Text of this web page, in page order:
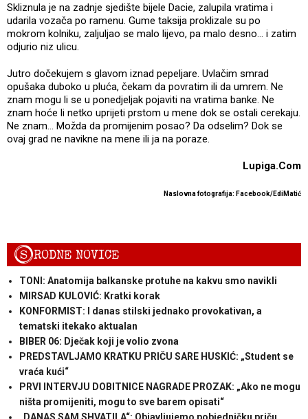
Skliznula je na zadnje sjedište bijele Dacie, zalupila vratima i
udarila vozača po ramenu. Gume taksija proklizale su po
mokrom kolniku, zaljuljao se malo lijevo, pa malo desno… i zatim
odjurio niz ulicu.
Jutro dočekujem s glavom iznad pepeljare. Uvlačim smrad
opušaka duboko u pluća, čekam da povratim ili da umrem. Ne
znam mogu li se u ponedjeljak pojaviti na vratima banke. Ne
znam hoće li netko uprijeti prstom u mene dok se ostali cerekaju.
Ne znam… Možda da promijenim posao? Da odselim? Dok se
ovaj grad ne navikne na mene ili ja na poraze.
Lupiga.Com
Naslovna fotografija: Facebook/EdiMatić
SRODNE NOVICE
TONI: Anatomija balkanske protuhe na kakvu smo navikli
MIRSAD KULOVIĆ: Kratki korak
KONFORMIST: I danas stilski jednako provokativan, a
tematski itekako aktualan
BIBER 06: Dječak koji je volio zvona
PREDSTAVLJAMO KRATKU PRIČU SARE HUSKIĆ: „Student se
vraća kući“
PRVI INTERVJU DOBITNICE NAGRADE PROZAK: „Ako ne mogu
ništa promijeniti, mogu to sve barem opisati“